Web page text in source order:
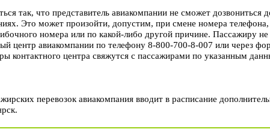
так, что представитель авиакомпании не сможет дозвониться
Это может произойти, допустим, при смене номера телефона,
номера или по какой-либо другой причине. Пассажиру не
центр авиакомпании по телефону 8-800-700-8-007 или через
контактного центра свяжутся с пассажирами по указанным
перевозок авиакомпания вводит в расписание